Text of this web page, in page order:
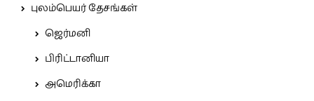
புலம்பெயர் தேசங்கள்
ஜெர்மனி
பிரிட்டானியா
அமெரிக்கா